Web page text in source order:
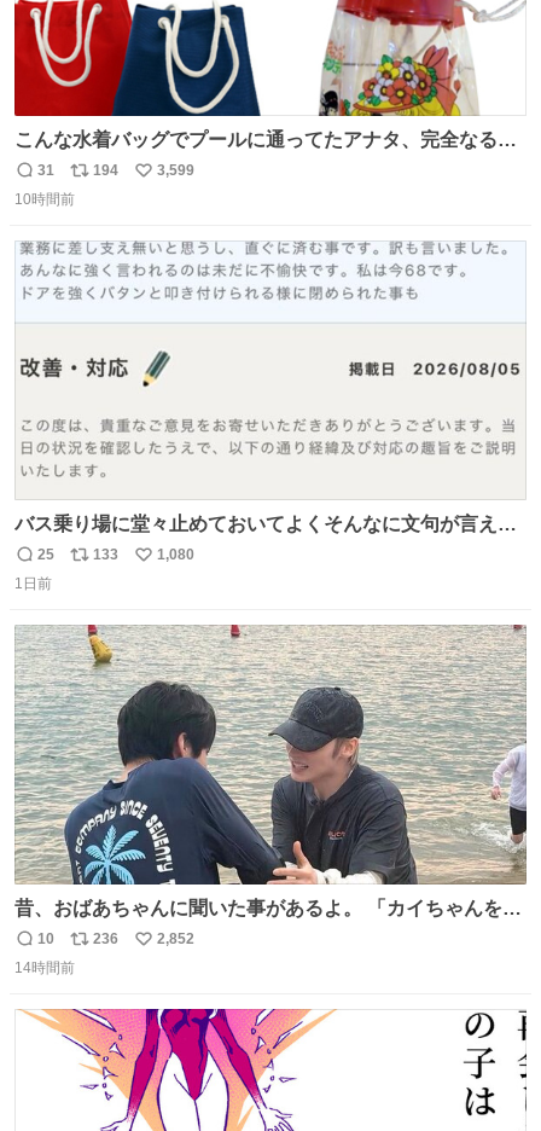
こんな水着バッグでプールに通ってたアナタ、完全なる同
世代（笑） #70年代 #80年代 #昭和レトロ
返
信
31
リ
ポ
ト
数
194
い
数
3,599
10時間前
バス乗り場に堂々止めておいてよくそんなに文句が言える
ね 運転士は日本人やったのなら韓国人は関係ないし、なん
なら68歳も関係ない…
返
信
25
リ
ト
数
133
い
数
1,080
1日前
昔、おばあちゃんに聞いた事があるよ。 「カイちゃんをい
じめると、アイツが海から上がって来るぞ。」って。
返
信
10
リ
ポ
ト
数
236
い
数
2,852
14時間前